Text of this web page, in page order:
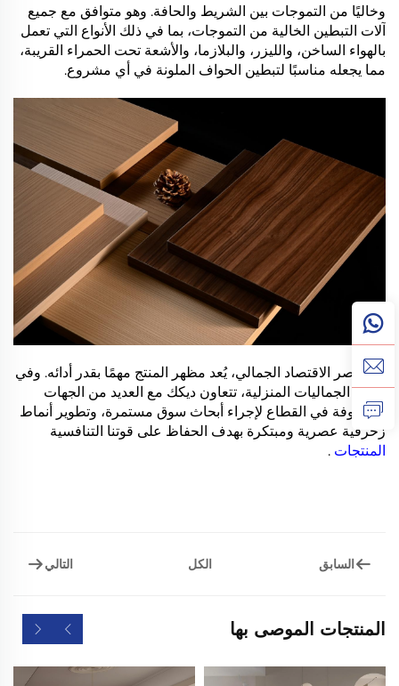
وخاليًا من التموجات بين الشريط والحافة. وهو متوافق مع جميع
آلات التبطين الخالية من التموجات، بما في ذلك الأنواع التي تعمل
بالهواء الساخن، والليزر، والبلازما، والأشعة تحت الحمراء القريبة،
مما يجعله مناسبًا لتبطين الحواف الملونة في أي مشروع.
في عصر الاقتصاد الجمالي، يُعد مظهر المنتج مهمًا بقدر أدائه. وفي
مجال الجماليات المنزلية، تتعاون ديكك مع العديد من الجهات
المعروفة في القطاع لإجراء أبحاث سوق مستمرة، وتطوير أنماط
زخرفية عصرية ومبتكرة بهدف الحفاظ على قوتنا التنافسية
المنتجات .
السابق الكل التالي
المنتجات الموصى بها